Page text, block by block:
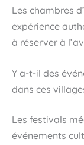
Les chambres
expérience
à réserver à
Y a-t-il des
dans ces
Les festivals
événements